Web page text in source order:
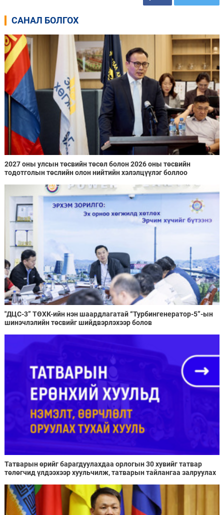
САНАЛ БОЛГОХ
2027 оны улсын төсвийн төсөл болон 2026 оны төсвийн
тодотголын төслийн олон нийтийн хэлэлцүүлэг боллоо
"ДЦС-3” ТӨХК-ийн нэн шаардлагатай “Турбингенератор-5”-ын
шинэчлэлийн төсвийг шийдвэрлэхээр болов
Татварын өрийг барагдуулахдаа орлогын 30 хувийг татвар
төлөгчид үлдээхээр хуульчилж, татварын тайлангаа залруулах